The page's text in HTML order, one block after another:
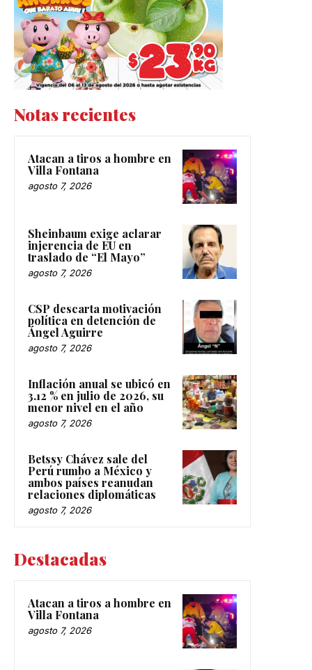
Notas recientes
Atacan a tiros a hombre en
Villa Fontana
agosto 7, 2026
Sheinbaum exige aclarar
injerencia de EU en
traslado de “El Mayo”
agosto 7, 2026
CSP descarta motivación
política en detención de
Ángel Aguirre
agosto 7, 2026
Inflación anual se ubicó en
3.12 % en julio de 2026, su
menor nivel en el año
agosto 7, 2026
Betssy Chávez sale del
Perú rumbo a México y
ambos países reanudan
relaciones diplomáticas
agosto 7, 2026
Destacadas
Atacan a tiros a hombre en
Villa Fontana
agosto 7, 2026